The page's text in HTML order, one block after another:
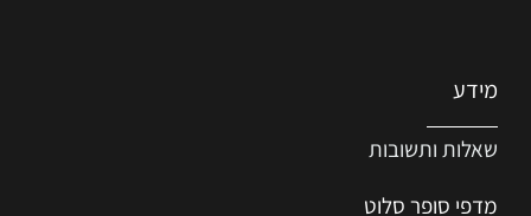
מידע
שאלות ותשובות
מדפי סופר סלוט